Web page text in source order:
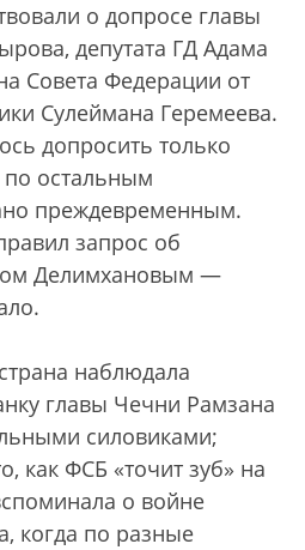
о допросе главы
депутата ГД Адама
Совета Федерации от
Сулеймана Геремеева.
допросить только
по остальным
преждевременным.
запрос об
Делимхановым —
наблюдала
главы Чечни Рамзана
силовиками;
как ФСБ «точит зуб» на
о войне
когда по разные